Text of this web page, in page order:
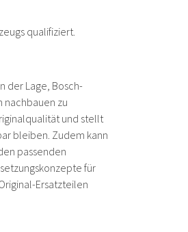
qualifiziert.
der Lage, Bosch-
nachbauen zu
und stellt
bleiben. Zudem kann
passenden
für
Ersatzteilen